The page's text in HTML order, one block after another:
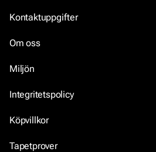
Kontaktuppgifter
Om oss
Miljön
Integritetspolicy
Köpvillkor
Tapetprover